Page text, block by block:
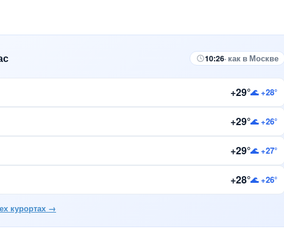
10:26· как в Москве
+29°🌊 +28°
+29°🌊 +26°
+29°🌊 +27°
+28°🌊 +26°
курортах →